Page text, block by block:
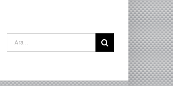
Search
for:
Sliding
Bar
Area